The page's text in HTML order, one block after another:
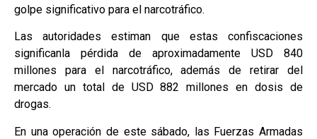
golpe significativo para el narcotráfico.
Las autoridades estiman que estas confiscaciones
significanla pérdida de aproximadamente USD 840
millones para el narcotráfico, además de retirar del
mercado un total de USD 882 millones en dosis de
drogas.
En una operación de este sábado, las Fuerzas Armadas